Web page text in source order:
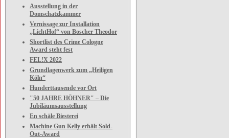
Ausstellung in der
Domschatzkammer
Vernissage zur Installation
„LichtHof“ von Boscher Theodor
Shortlist des Crime Cologne
Award steht fest
FEL!X 2022
Grundlagenwerk zum „Heiligen
Köln“
Hunderttausende vor Ort
"50 JAHRE HÖHNER" – Die
Jubiläumsausstellung
En schäle Biesterei
Machine Gun Kelly erhält Sold-
Out-Award